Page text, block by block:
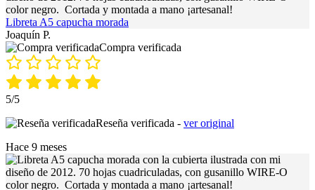
Libreta A5 capucha morada
Joaquín P.
Compra verificada
5/5
Reseña verificada - ver original
Hace 9 meses